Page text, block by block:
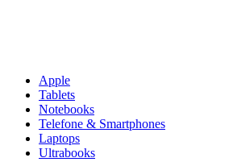
Apple
Tablets
Notebooks
Telefone & Smartphones
Laptops
Ultrabooks